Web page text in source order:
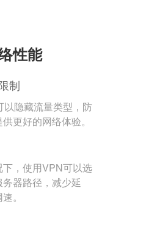
性能
制
以隐藏流量类型，防
更好的网络体验。
，使用VPN可以选
器路径，减少延
。